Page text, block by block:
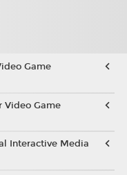
Game
Video Game
Interactive Media